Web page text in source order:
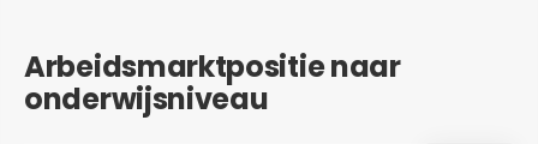
Arbeidsmarktpositie naar
onderwijsniveau